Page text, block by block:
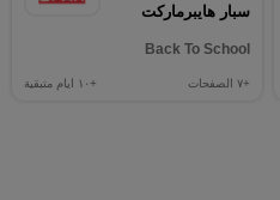
سبار هايبرماركت
Back To School
+٧ الصفحات +١٠ ايام متبقية